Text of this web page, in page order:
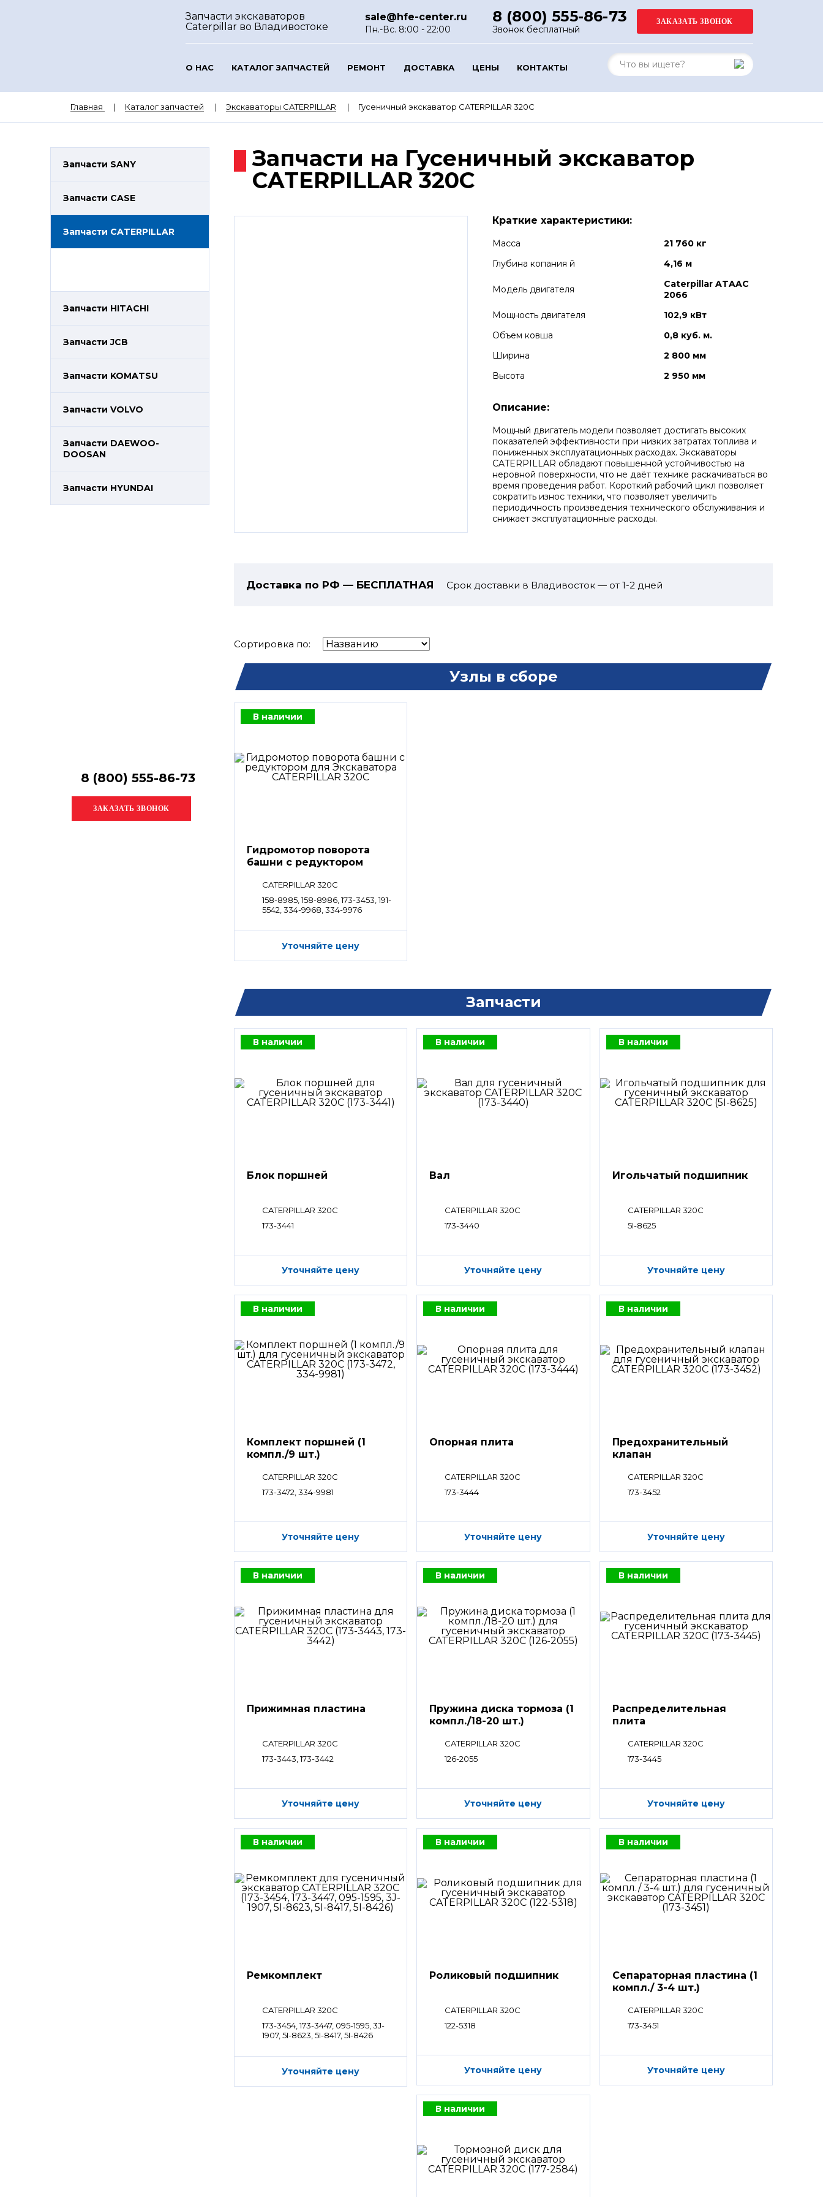
Запчасти экскаваторов
Caterpillar во Владивостоке
sale@hfe-center.ru
Пн.-Вс. 8:00 - 22:00
8 (800) 555-86-73
Звонок бесплатный
О НАС КАТАЛОГ ЗАПЧАСТЕЙ РЕМОНТ ДОСТАВКА ЦЕНЫ КОНТАКТЫ
Главная Каталог запчастей Экскаваторы CATERPILLAR Гусеничный экскаватор CATERPILLAR 320C
Запчасти SANY
Запчасти CASE
Запчасти CATERPILLAR
Запчасти HITACHI
Запчасти JCB
Запчасти KOMATSU
Запчасти VOLVO
Запчасти DAEWOO-
DOOSAN
Запчасти HYUNDAI
8 (800) 555-86-73
Запчасти на Гусеничный экскаватор
CATERPILLAR 320C
Краткие характеристики:
Масса
21 760 кг
Глубина копания й
4,16 м
Модель двигателя
Caterpillar ATAAC
2066
Мощность двигателя
102,9 кВт
Объем ковша
0,8 куб. м.
Ширина
2 800 мм
Высота
2 950 мм
Описание:
Мощный двигатель модели позволяет достигать высоких
показателей эффективности при низких затратах топлива и
пониженных эксплуатационных расходах. Экскаваторы
CATERPILLAR обладают повышенной устойчивостью на
неровной поверхности, что не даёт технике раскачиваться во
время проведения работ. Короткий рабочий цикл позволяет
сократить износ техники, что позволяет увеличить
периодичность произведения технического обслуживания и
снижает эксплуатационные расходы.
Доставка по РФ — БЕСПЛАТНАЯ Срок доставки в Владивосток — от 1-2 дней
Сортировка по:
Узлы в сборе
В наличии
Гидромотор поворота
башни с редуктором
CATERPILLAR 320C
158-8985, 158-8986, 173-3453, 191-
5542, 334-9968, 334-9976
Уточняйте цену
Запчасти
В наличии
Блок поршней
CATERPILLAR 320C
173-3441
Уточняйте цену
В наличии
Вал
CATERPILLAR 320C
173-3440
Уточняйте цену
В наличии
Игольчатый подшипник
CATERPILLAR 320C
5I-8625
Уточняйте цену
В наличии
Комплект поршней (1
компл./9 шт.)
CATERPILLAR 320C
173-3472, 334-9981
Уточняйте цену
В наличии
Опорная плита
CATERPILLAR 320C
173-3444
Уточняйте цену
В наличии
Предохранительный
клапан
CATERPILLAR 320C
173-3452
Уточняйте цену
В наличии
Прижимная пластина
CATERPILLAR 320C
173-3443, 173-3442
Уточняйте цену
В наличии
Пружина диска тормоза (1
компл./18-20 шт.)
CATERPILLAR 320C
126-2055
Уточняйте цену
В наличии
Распределительная
плита
CATERPILLAR 320C
173-3445
Уточняйте цену
В наличии
Ремкомплект
CATERPILLAR 320C
173-3454, 173-3447, 095-1595, 3J-
1907, 5I-8623, 5I-8417, 5I-8426
Уточняйте цену
В наличии
Роликовый подшипник
CATERPILLAR 320C
122-5318
Уточняйте цену
В наличии
Сепараторная пластина (1
компл./ 3-4 шт.)
CATERPILLAR 320C
173-3451
Уточняйте цену
В наличии